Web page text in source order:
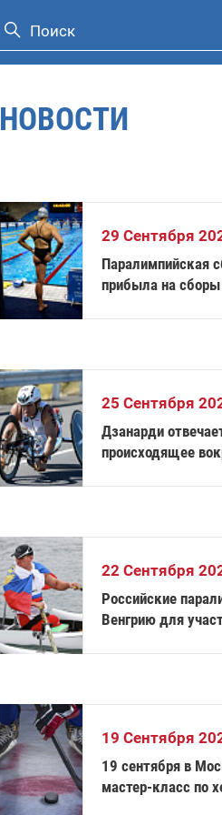
НОВОСТИ
29 Сентября
Паралимпийская
прибыла на
25 Сентября
Дзанарди
происходящее
22 Сентября
Российские
Венгрию для
19 Сентября
19 сентября в
мастер-класс по